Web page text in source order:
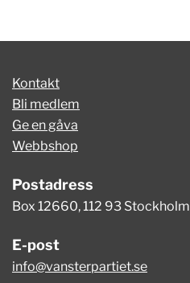
Kontakt
Bli medlem
Ge en gåva
Webbshop
Postadress
Box 12660, 112 93 Stockholm
E-post
info@vansterpartiet.se